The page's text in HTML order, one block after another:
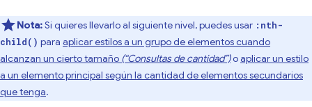
Nota:Si quieres llevarlo al siguiente nivel, puedes usar :nth-
child() para aplicar estilos a un grupo de elementos cuando
alcanzan un cierto tamaño (“Consultas de cantidad”)oaplicar un estilo
a un elemento principal según la cantidad de elementos secundarios
que tenga.